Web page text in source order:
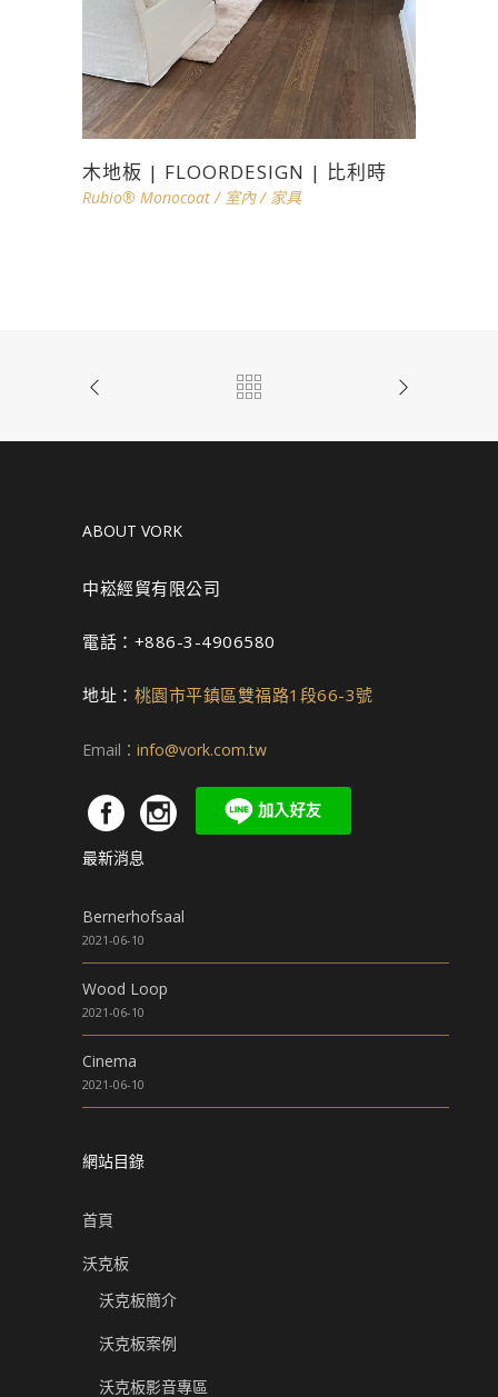
木地板 | FLOORDESIGN | 比利時
Rubio® Monocoat / 室內/ 家具
ABOUT VORK
中崧經貿有限公司
電話：+886-3-4906580
地址： 桃園市平鎮區雙福路1段66-3號
Email： info@vork.com.tw
最新消息
Bernerhofsaal
2021-06-10
Wood Loop
2021-06-10
Cinema
2021-06-10
網站目錄
首頁
沃克板
沃克板簡介
沃克板案例
沃克板影音專區